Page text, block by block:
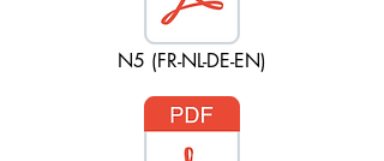
N5 (FR-NL-DE-EN)